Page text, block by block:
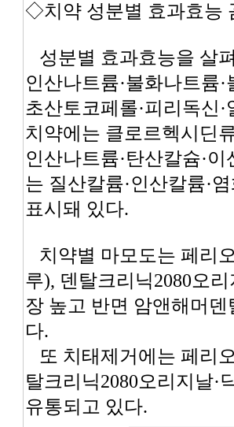
◇치약 성분별 효과효능
성분별 효과효능을 살
인산나트륨·불화나트륨
초산토코페롤·피리독신
치약에는 클로르헥시딘
인산나트륨·탄산칼슘·
는 질산칼륨·인산칼륨·
표시돼 있다.
치약별 마모도는 페리
루), 덴탈크리닉2080오
장 높고 반면 암앤해머
다.
또 치태제거에는 페리
탈크리닉2080오리지날·
유통되고 있다.